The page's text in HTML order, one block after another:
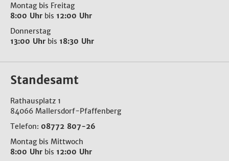
Montag bis Freitag
8:00 Uhr bis 12:00 Uhr
Donnerstag
13:00 Uhr bis 18:30 Uhr
Standesamt
Rathausplatz 1
84066 Mallersdorf-Pfaffenberg
Telefon: 08772 807-26
Montag bis Mittwoch
8:00 Uhr bis 12:00 Uhr